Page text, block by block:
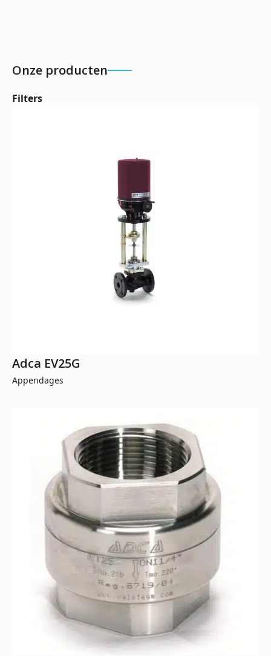
Onze producten
Filters
Adca EV25G
Appendages